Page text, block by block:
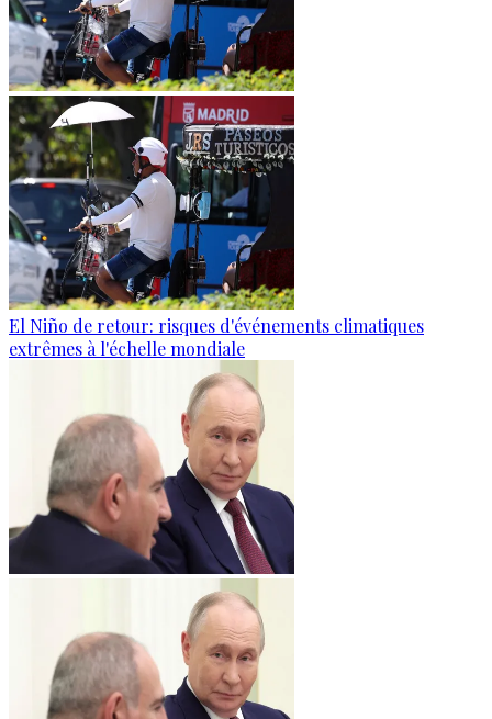
El Niño de retour: risques d'événements climatiques
extrêmes à l'échelle mondiale